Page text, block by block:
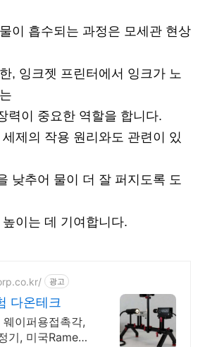
이 흡수되는 과정은 모세관 현상
, 잉크젯 프린터에서 잉크가 노
력이 중요한 역할을 합니다.
제의 작용 원리와도 관련이 있
낮추어 물이 더 잘 퍼지도록 도
이는 데 기여합니다.
광고
다온테크
이퍼용접촉각,
기, 미국Rame-